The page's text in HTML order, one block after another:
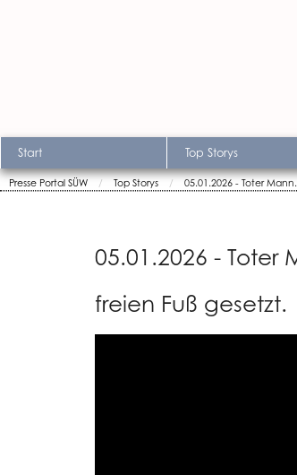
Start Top Storys
Presse Portal SÜW Top Storys 05.01.2026 - Toter
05.01.2026 -
freien Fuß gesetzt.